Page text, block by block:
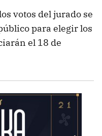
votos del jurado se
para elegir los
el 18 de